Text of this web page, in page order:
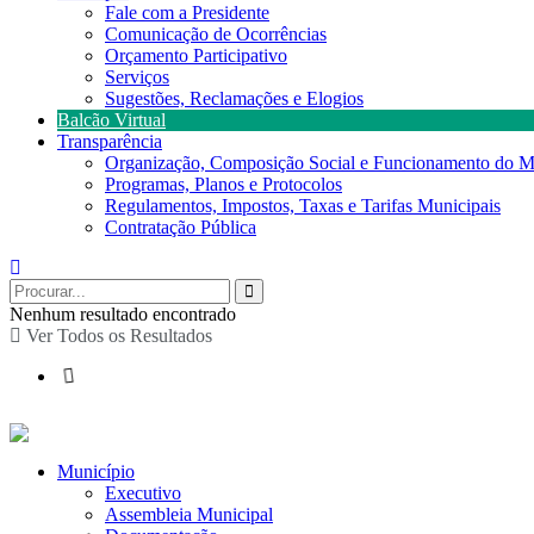
Fale com a Presidente
Comunicação de Ocorrências
Orçamento Participativo
Serviços
Sugestões, Reclamações e Elogios
Balcão Virtual
Transparência
Organização, Composição Social e Funcionamento do
Programas, Planos e Protocolos
Regulamentos, Impostos, Taxas e Tarifas Municipais
Contratação Pública
Nenhum resultado encontrado
Ver Todos os Resultados
Município
Executivo
Assembleia Municipal